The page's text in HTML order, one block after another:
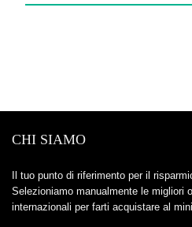
CHI SIAMO
Il tuo punto di riferimento per il
Selezioniamo manualmente le migliori
internazionali per farti acquistare al